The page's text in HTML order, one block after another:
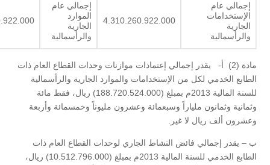
إجمالي عام
الإستخدامات
الجارية
والرأسمالية
4.310.260.922.000
إجمالي عام
الموارد
الجارية
والرأسمالية
مادة (2) أ- يقدر إجمالي إعتمادات موازنات وحدات القطاع العام ذات
الطابع الخدمي لكل من الإستخدامات والموارد الجارية والرأسمالية
للسنة المالية 2013م بمبلغ (188.720.524.000) ريال، فقط مائة
وثمانية وثمانون ملياراً وسبعمائة وعشرون مليوناً وخمسمائة وأربعة
وعشرون ألف ريال لا غير.
ب – يقدر إجمالي فائض النشاط الجاري لوحدات القطاع العام ذات
الطابع الخدمي للسنة المالية 2013م بمبلغ (10.512.796.000) ريال،